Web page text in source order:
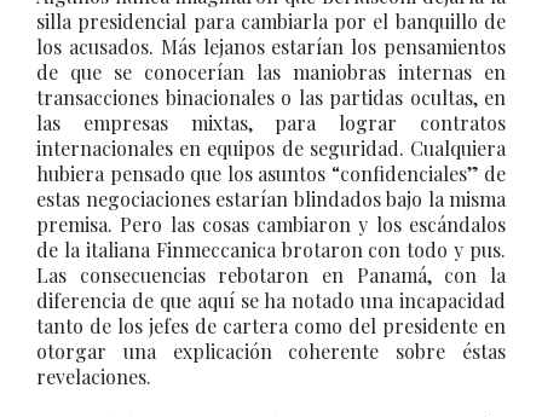
silla presidencial para cambiarla por el banquillo de
los acusados. Más lejanos estarían los pensamientos
de que se conocerían las maniobras internas en
transacciones binacionales o las partidas ocultas, en
las empresas mixtas, para lograr contratos
internacionales en equipos de seguridad. Cualquiera
hubiera pensado que los asuntos “confidenciales” de
estas negociaciones estarían blindados bajo la misma
premisa. Pero las cosas cambiaron y los escándalos
de la italiana Finmeccanica brotaron con todo y pus.
Las consecuencias rebotaron en Panamá, con la
diferencia de que aquí se ha notado una incapacidad
tanto de los jefes de cartera como del presidente en
otorgar una explicación coherente sobre éstas
revelaciones.